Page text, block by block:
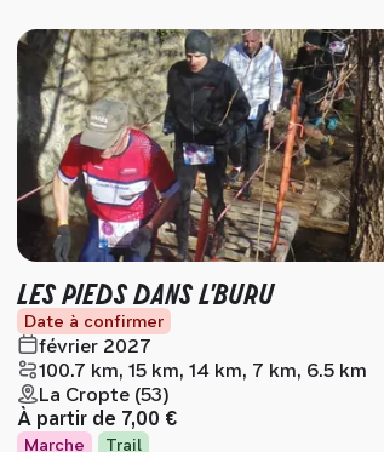
LES PIEDS DANS L'BURU
Date à confirmer
février 2027
100.7 km, 15 km, 14 km, 7 km, 6.5 km
La Cropte (53)
À partir de 7,00 €
Marche Trail